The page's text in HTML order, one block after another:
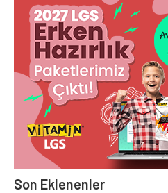
Son Eklenenler